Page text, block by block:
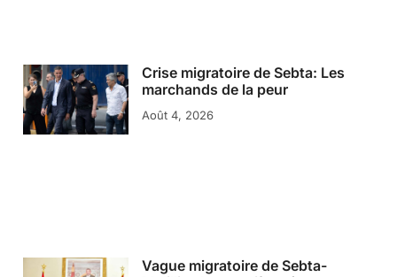
Crise migratoire de Sebta: Les
marchands de la peur
Août 4, 2026
Vague migratoire de Sebta-